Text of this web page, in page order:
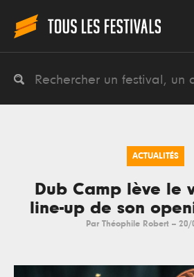
ACTUALITÉS
Dub Camp lève le
line-up de son
Par Théophile Robert -- 20/